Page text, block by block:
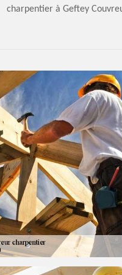
charpentier à Geftey